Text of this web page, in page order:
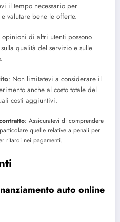
il tempo necessario per
valutare bene le offerte.
opinioni di altri utenti possono
qualità del servizio e sulle
: Non limitatevi a considerare il
anche al costo totale del
costi aggiuntivi.
: Assicuratevi di comprendere
quelle relative a penali per
ritardi nei pagamenti.
auto online